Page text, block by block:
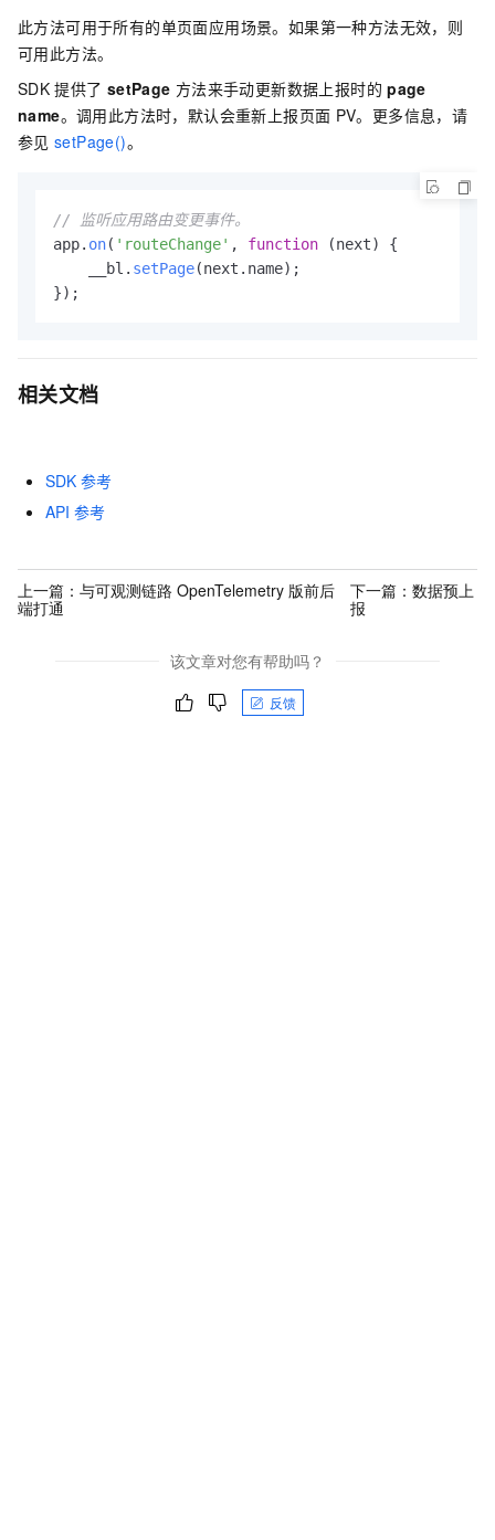
此方法可用于所有的单页面应用场景。如果第一种方法无效，则
可用此方法。
SDK 提供了 setPage 方法来手动更新数据上报时的 page
name。调用此方法时，默认会重新上报页面 PV。更多信息，请
参见 setPage()。
// 监听应用路由变更事件。
app. on( 'routeChange' , function (next) {
    __bl.
setPage(next. name);
});
相关文档
SDK 参考
API 参考
上一篇： 与可观测链路 OpenTelemetry 版前后
端打通
下一篇： 数据预上
报
该文章对您有帮助吗？
反馈